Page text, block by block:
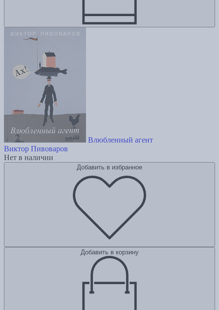
Влюбленный агент
Виктор Пивоваров
Нет в наличии
Добавить в избранное
Добавить в корзину